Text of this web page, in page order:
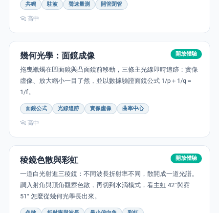
共鳴 駐波 聲速量測 開管閉管
高中
開放體驗
幾何光學：面鏡成像
拖曳蠟燭在凹面鏡與凸面鏡前移動，三條主光線即時追跡：實像
虛像、放大縮小一目了然，並以數據驗證面鏡公式 1/p＋1/q＝
1/f。
面鏡公式 光線追跡 實像虛像 曲率中心
高中
開放體驗
稜鏡色散與彩虹
一道白光射進三稜鏡：不同波長折射率不同，散開成一道光譜。
調入射角與頂角觀察色散，再切到水滴模式，看主虹 42°與霓
51° 怎麼從幾何光學長出來。